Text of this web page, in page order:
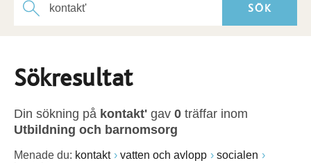
Sökresultat
Din sökning på kontakt' gav 0 träffar inom
Utbildning och barnomsorg
Menade du: kontakt vatten och avlopp
socialen